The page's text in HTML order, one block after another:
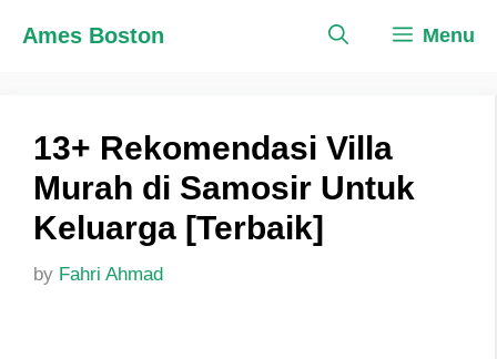
Ames Boston Menu
13+ Rekomendasi Villa
Murah di Samosir Untuk
Keluarga [Terbaik]
by Fahri Ahmad